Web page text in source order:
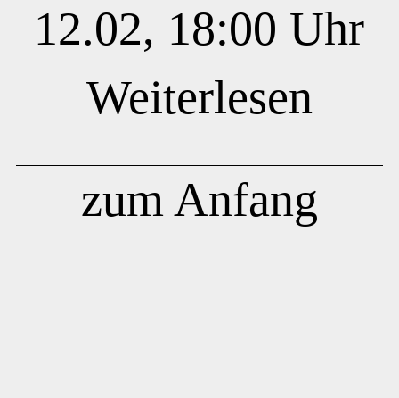
12.02, 18:00 Uhr
Weiterlesen
zum Anfang